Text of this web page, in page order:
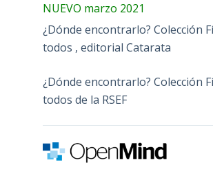
NUEVO marzo 2021
¿Dónde encontrarlo? Colección
todos , editorial Catarata
¿Dónde encontrarlo? Colección
todos de la RSEF